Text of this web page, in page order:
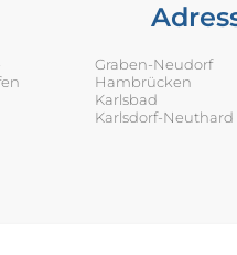
Graben-Neudorf
Hambrücken
Karlsbad
Karlsdorf-Neuthard